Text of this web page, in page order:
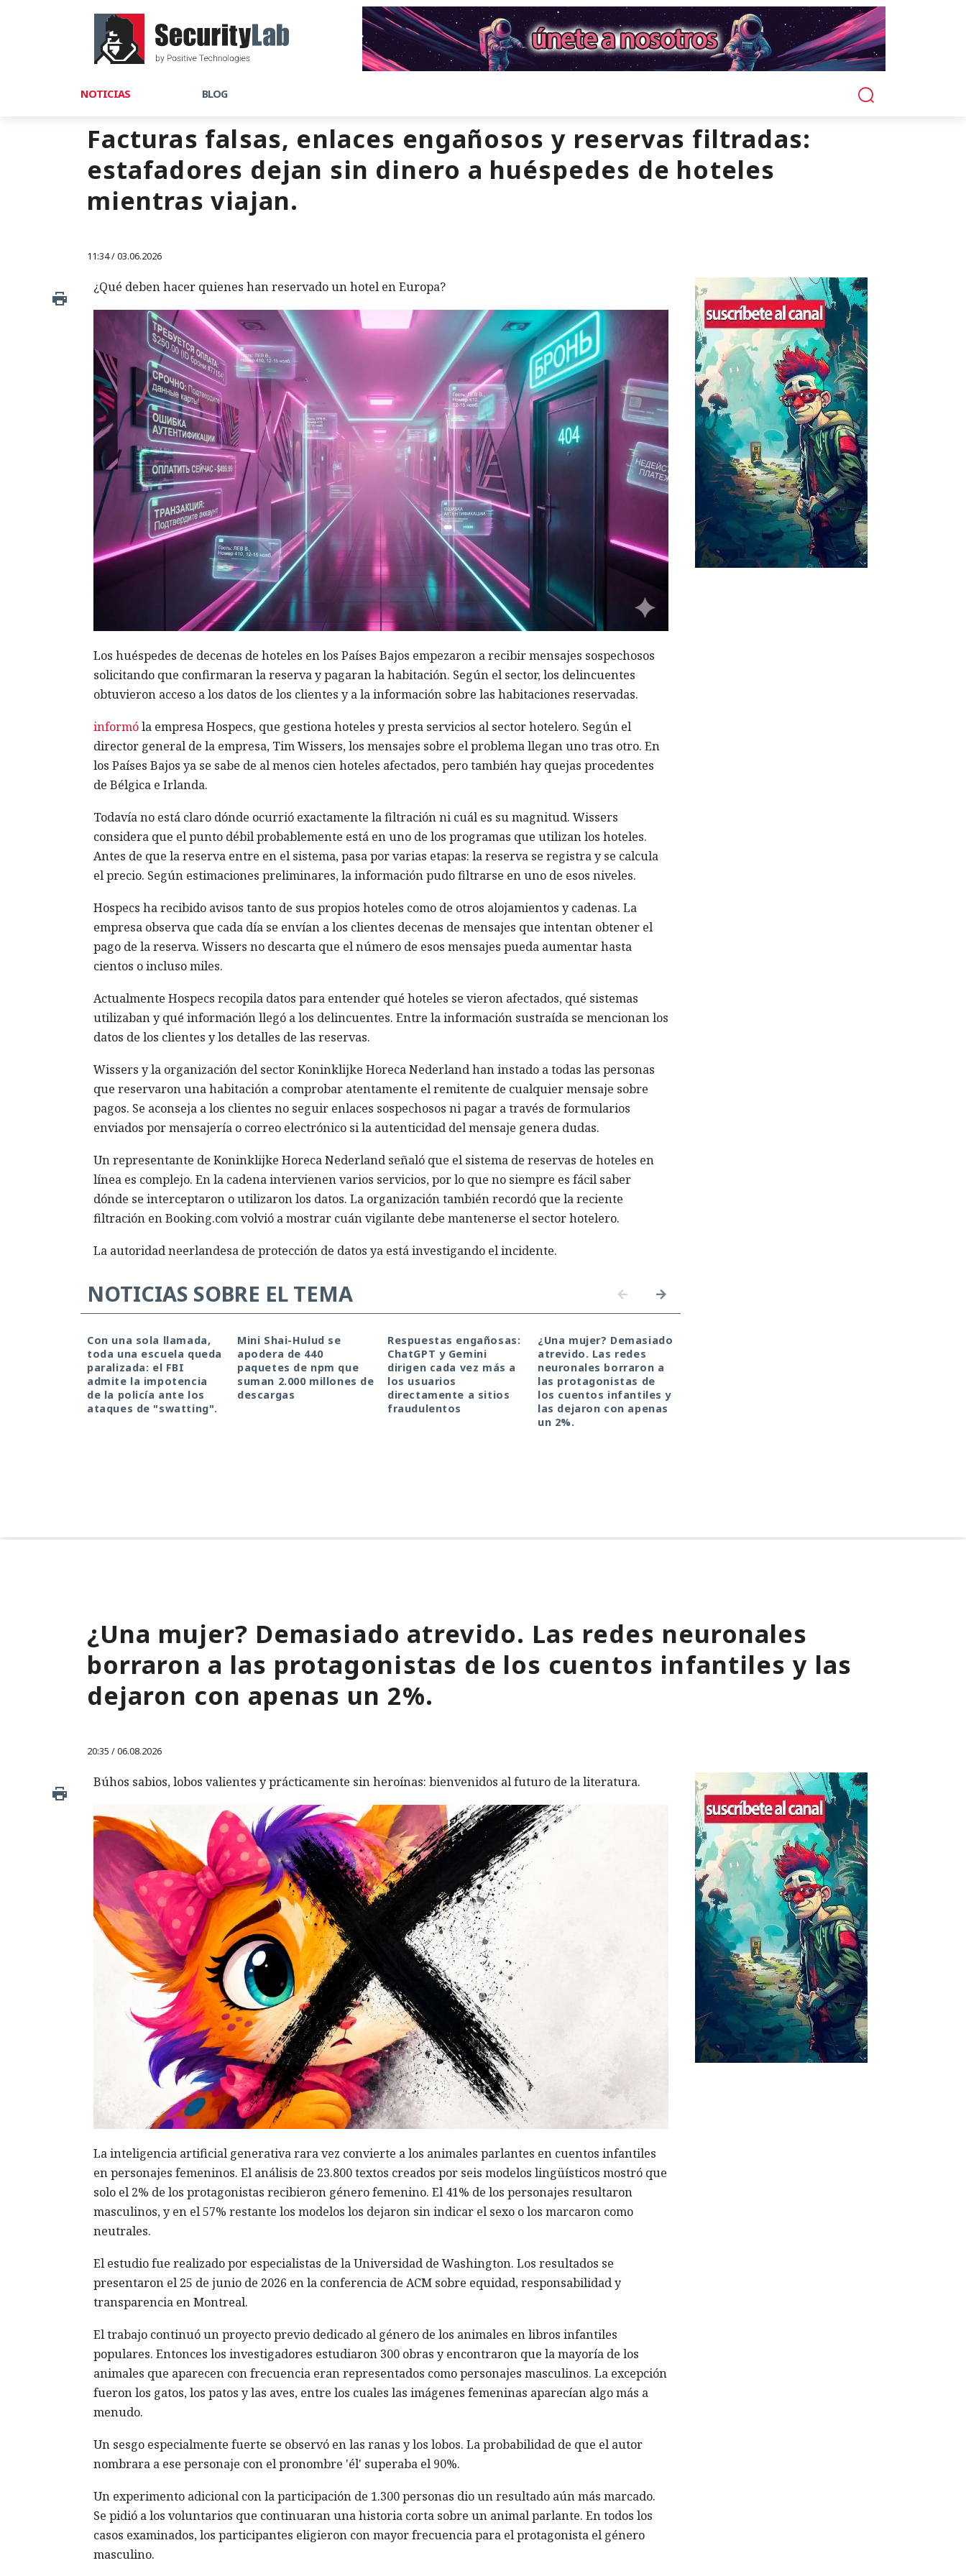
NOTICIAS BLOG
Facturas falsas, enlaces engañosos y reservas filtradas:
estafadores dejan sin dinero a huéspedes de hoteles
mientras viajan.
11:34 / 03.06.2026
¿Qué deben hacer quienes han reservado un hotel en Europa?
Los huéspedes de decenas de hoteles en los Países Bajos empezaron a recibir mensajes sospechosos
solicitando que confirmaran la reserva y pagaran la habitación. Según el sector, los delincuentes
obtuvieron acceso a los datos de los clientes y a la información sobre las habitaciones reservadas.
informóla empresa Hospecs, que gestiona hoteles y presta servicios al sector hotelero. Según el
director general de la empresa, Tim Wissers, los mensajes sobre el problema llegan uno tras otro. En
los Países Bajos ya se sabe de al menos cien hoteles afectados, pero también hay quejas procedentes
de Bélgica e Irlanda.
Todavía no está claro dónde ocurrió exactamente la filtración ni cuál es su magnitud. Wissers
considera que el punto débil probablemente está en uno de los programas que utilizan los hoteles.
Antes de que la reserva entre en el sistema, pasa por varias etapas: la reserva se registra y se calcula
el precio. Según estimaciones preliminares, la información pudo filtrarse en uno de esos niveles.
Hospecs ha recibido avisos tanto de sus propios hoteles como de otros alojamientos y cadenas. La
empresa observa que cada día se envían a los clientes decenas de mensajes que intentan obtener el
pago de la reserva. Wissers no descarta que el número de esos mensajes pueda aumentar hasta
cientos o incluso miles.
Actualmente Hospecs recopila datos para entender qué hoteles se vieron afectados, qué sistemas
utilizaban y qué información llegó a los delincuentes. Entre la información sustraída se mencionan los
datos de los clientes y los detalles de las reservas.
Wissers y la organización del sector Koninklijke Horeca Nederland han instado a todas las personas
que reservaron una habitación a comprobar atentamente el remitente de cualquier mensaje sobre
pagos. Se aconseja a los clientes no seguir enlaces sospechosos ni pagar a través de formularios
enviados por mensajería o correo electrónico si la autenticidad del mensaje genera dudas.
Un representante de Koninklijke Horeca Nederland señaló que el sistema de reservas de hoteles en
línea es complejo. En la cadena intervienen varios servicios, por lo que no siempre es fácil saber
dónde se interceptaron o utilizaron los datos. La organización también recordó que la reciente
filtración en Booking.com volvió a mostrar cuán vigilante debe mantenerse el sector hotelero.
La autoridad neerlandesa de protección de datos ya está investigando el incidente.
NOTICIAS SOBRE EL TEMA
Con una sola llamada,
toda una escuela queda
paralizada: el FBI
admite la impotencia
de la policía ante los
ataques de "swatting".
Mini Shai-Hulud se
apodera de 440
paquetes de npm que
suman 2.000 millones de
descargas
Respuestas engañosas:
ChatGPT y Gemini
dirigen cada vez más a
los usuarios
directamente a sitios
fraudulentos
¿Una mujer? Demasiado
atrevido. Las redes
neuronales borraron a
las protagonistas de
los cuentos infantiles y
las dejaron con apenas
un 2%.
¿Una mujer? Demasiado atrevido. Las redes neuronales
borraron a las protagonistas de los cuentos infantiles y las
dejaron con apenas un 2%.
20:35 / 06.08.2026
Búhos sabios, lobos valientes y prácticamente sin heroínas: bienvenidos al futuro de la literatura.
La inteligencia artificial generativa rara vez convierte a los animales parlantes en cuentos infantiles
en personajes femeninos. El análisis de 23.800 textos creados por seis modelos lingüísticos mostró que
solo el 2% de los protagonistas recibieron género femenino. El 41% de los personajes resultaron
masculinos, y en el 57% restante los modelos los dejaron sin indicar el sexo o los marcaron como
neutrales.
El estudio fue realizado por especialistas de la Universidad de Washington. Los resultados se
presentaron el 25 de junio de 2026 en la conferencia de ACM sobre equidad, responsabilidad y
transparencia en Montreal.
El trabajo continuó un proyecto previo dedicado al género de los animales en libros infantiles
populares. Entonces los investigadores estudiaron 300 obras y encontraron que la mayoría de los
animales que aparecen con frecuencia eran representados como personajes masculinos. La excepción
fueron los gatos, los patos y las aves, entre los cuales las imágenes femeninas aparecían algo más a
menudo.
Un sesgo especialmente fuerte se observó en las ranas y los lobos. La probabilidad de que el autor
nombrara a ese personaje con el pronombre 'él' superaba el 90%.
Un experimento adicional con la participación de 1.300 personas dio un resultado aún más marcado.
Se pidió a los voluntarios que continuaran una historia corta sobre un animal parlante. En todos los
casos examinados, los participantes eligieron con mayor frecuencia para el protagonista el género
masculino.